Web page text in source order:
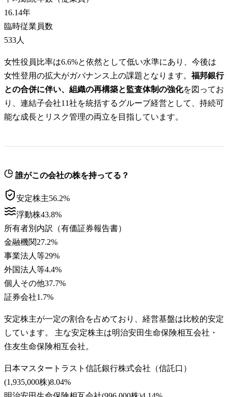
16.14年
臨時従業員数
533人
女性役員比率は6.6%と依然として低い水準にあり、今後は
女性登用の拡大がガバナンス上の課題となります。福邦銀行
との合併に伴い、組織の再構築と監査体制の強化を図ってお
り、連結子会社11社を統括するグループ経営として、持続可
能な成長とリスク管理の両立を目指しています。
誰がこの会社の株を持ってる？
安定株主56.2%
浮動株43.8%
所有者別内訳（有価証券報告書）
金融機関27.2%
事業法人等29%
外国法人等4.4%
個人その他37.7%
証券会社1.7%
安定株主が一定の割合を占めており、経営基盤は比較的安定
しています。 主な安定株主は明治安田生命保険相互会社・
住友生命保険相互会社。
日本マスタートラスト信託銀行株式会社（信託口）
(1,935,000株)8.04%